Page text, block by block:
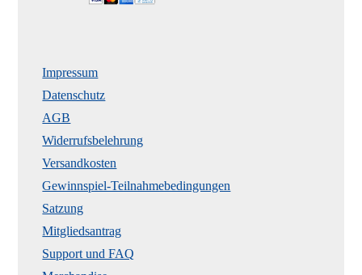
Impressum
Datenschutz
AGB
Widerrufsbelehrung
Versandkosten
Gewinnspiel-Teilnahmebedingungen
Satzung
Mitgliedsantrag
Support und FAQ